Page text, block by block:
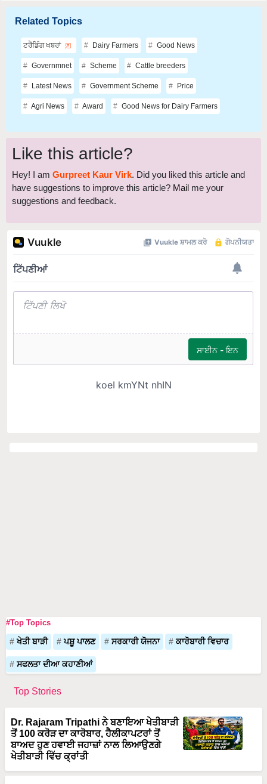
Related Topics
ਟਰੈਂਡਿੰਗ ਖਬਰਾਂ Dairy Farmers Good News
Governmnet Scheme Cattle breeders
Latest News Government Scheme Price
Agri News Award Good News for Dairy Farmers
Like this article?
Hey! I am Gurpreet Kaur Virk. Did you liked this article and
have suggestions to improve this article? Mail me your
suggestions and feedback.
#Top Topics
ਖੇਤੀ ਬਾੜੀ ਪਸ਼ੂ ਪਾਲਣ ਸਰਕਾਰੀ ਯੋਜਨਾ ਕਾਰੋਬਾਰੀ ਵਿਚਾਰ
ਸਫਲਤਾ ਦੀਆ ਕਹਾਣੀਆਂ
Top Stories
Dr. Rajaram Tripathi ਨੇ ਬਣਾਇਆ ਖੇਤੀਬਾੜੀ
ਤੋਂ 100 ਕਰੋੜ ਦਾ ਕਾਰੋਬਾਰ, ਹੈਲੀਕਾਪਟਰਾਂ ਤੋਂ
ਬਾਅਦ ਹੁਣ ਹਵਾਈ ਜਹਾਜ਼ਾਂ ਨਾਲ ਲਿਆਉਣਗੇ
ਖੇਤੀਬਾੜੀ ਵਿੱਚ ਕ੍ਰਾਂਤੀ